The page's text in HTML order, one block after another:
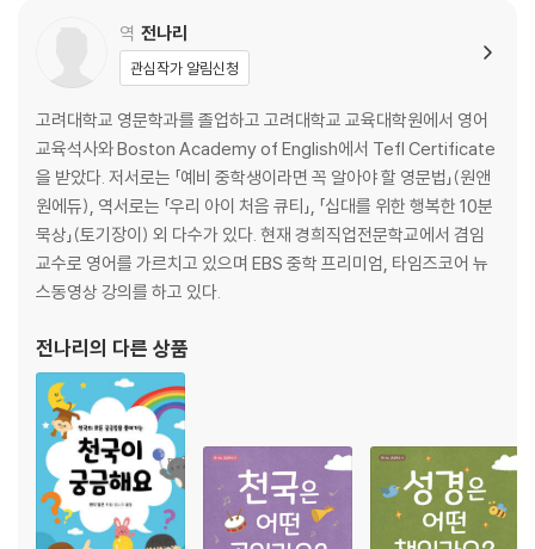
번째 도전과제 / 왕 중의 왕 / 성급한 사울 / 하나님께 불순종한 사울 / 사무
엘이 다윗에게 기름 붓다 / 수금을 타는 다윗 / 다윗의 생각은 시편 노래 가
다 / 다윗이 거인과 맞서다 / 사울이 다윗을 시기하다 / 사울이 다윗을 죽이
기로 계획하다 / 원수와 관련된 지혜의 말씀 / 다윗과 요나단 / 나발이 다윗
을 모욕하다 / 아비가일의 지혜 / 다윗이 사울의 생명을 구하다 / 두려움을
느낄 때 / 사울의 죽음 / 다윗이 왕이 되다 / 언약궤를 가져오다 / 하나님이
어떤 분인지 알고 그분을 경외해요 / 다윗이 하나님의 약속을 받다 / 다윗
이 므비보셋에게 친절을 베풀다 / 다윗이 죄를 짓다 / 다윗이 후회하고 회
개하다 / 죄 / 하나님의 용서 / 다윗 왕의 가족 / 솔로몬이 지혜를 구하다 /
왕에게 반역하다 / 이스라엘의 왕들 / 유다의 왕들 / 하나님의 선지자 엘리
야 / 엘리야와 과부 / 하늘로부터 내려온 불 / 누가 참된 신입니까? / 엘리
야가 살고자 달아나다 / 하나님이 엘리야에게 말씀하시다 / 하나님은 우리
에게 어떻게 말씀하시나요? / 엘리사가 엘리야의 뒤를 잇다 / 물이 깨끗해
지다 / 음식의 독이 없어지다 / 고침을 받은 나아만 장군 / 하나님을 섬기는
아이들 / 요나가 도망가다 / 요나가 하나님의 말씀을 전하다 / 하나님의 사
람들이 다시 노예가 되다 / 바벨론으로 간 하나님의 백성 / 하나님을 경외
역 전나리
관심작가 알림신청
고려대학교 영문학과를 졸업하고 고려대학교 교육대학원에서 영어
교육석사와 Boston Academy of English에서 Tefl Certificate
을 받았다. 저서로는 「예비 중학생이라면 꼭 알아야 할 영문법」(원앤
원에듀), 역서로는 「우리 아이 처음 큐티」, 「십대를 위한 행복한 10분
묵상」(토기장이) 외 다수가 있다. 현재 경희직업전문학교에서 겸임
교수로 영어를 가르치고 있으며 EBS 중학 프리미엄, 타임즈코어 뉴
스동영상 강의를 하고 있다.
전나리 의 다른 상품